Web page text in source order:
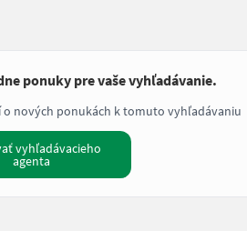
ponuky pre vaše vyhľadávanie.
nových ponukách k tomuto vyhľadávaniu
vyhľadávacieho
agenta